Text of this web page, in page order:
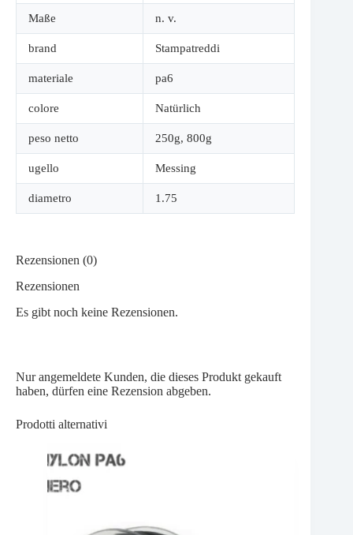
Maße n. v.
brand Stampatreddi
materiale pa6
colore Natürlich
peso netto 250g, 800g
ugello Messing
diametro 1.75
Rezensionen (0)
Rezensionen
Es gibt noch keine Rezensionen.
Nur angemeldete Kunden, die dieses Produkt gekauft
haben, dürfen eine Rezension abgeben.
Prodotti alternativi